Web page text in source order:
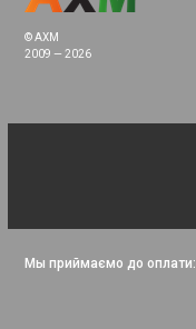
© AXM
2009 — 2026
Мы приймаємо до оплати: